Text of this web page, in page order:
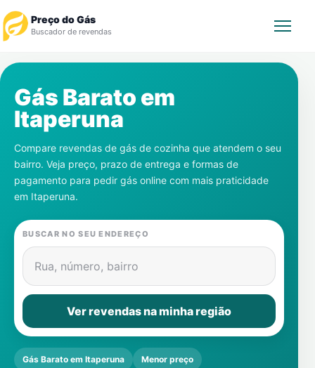
Preço do Gás
Buscador de revendas
Revendedor
Notícias
Cadastre-se
Gás
Contatos
Gás Barato em
Itaperuna
Compare revendas de gás de cozinha que atendem o seu
bairro. Veja preço, prazo de entrega e formas de
pagamento para pedir gás online com mais praticidade
em Itaperuna.
BUSCAR NO SEU ENDEREÇO
Rua, número, bairro
Ver revendas na minha região
Gás Barato em Itaperuna Menor preço